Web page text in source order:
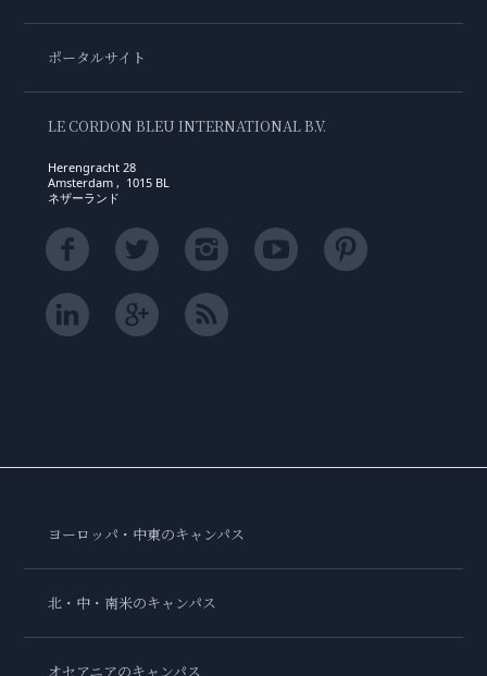
ポータルサイト
LE CORDON BLEU INTERNATIONAL B.V.
Herengracht 28
Amsterdam , 1015 BL
ネザーランド
ヨーロッパ・中東のキャンパス
北・中・南米のキャンパス
オセアニアのキャンパス